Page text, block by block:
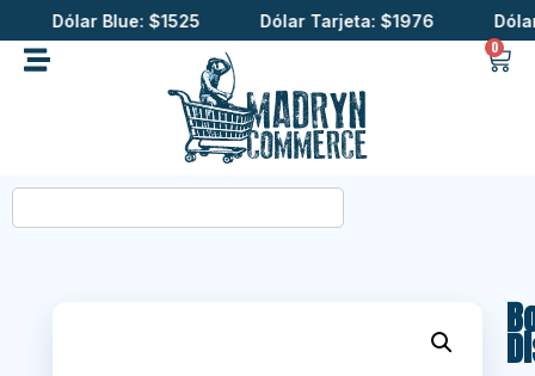
Dólar Blue: $1525 Dólar Tarjeta: $1976 Dólar
0